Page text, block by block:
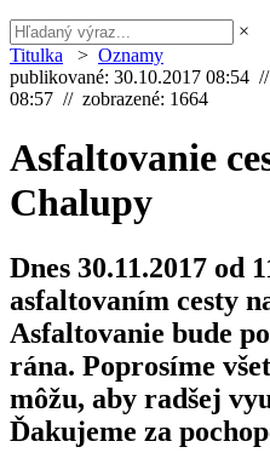
×
Titulka > Oznamy
publikované: 30.10.2017 08:54
08:57 // zobrazené: 1664
Asfaltovanie
Chalupy
Dnes 30.11.2017 od
asfaltovaním cesty
Asfaltovanie bude
rána. Poprosíme
môžu, aby radšej
Ďakujeme za